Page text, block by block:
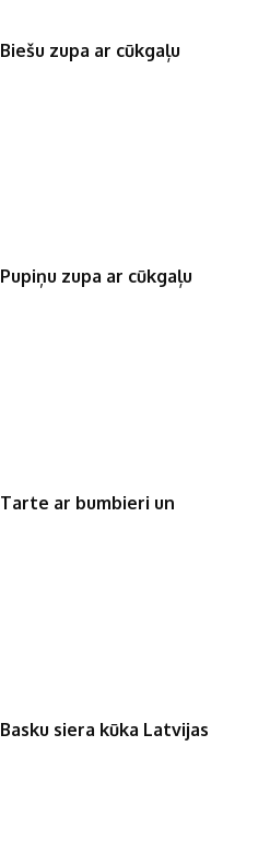
Biešu zupa ar cūkgaļu
Pupiņu zupa ar cūkgaļu
Tarte ar bumbieri un
Basku siera kūka Latvijas